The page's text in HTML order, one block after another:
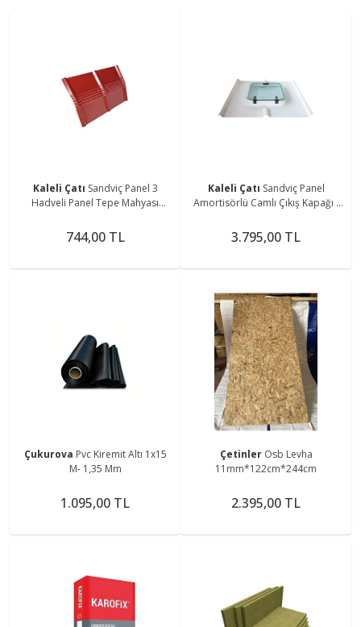
Kaleli Çatı Sandviç Panel 3
Hadveli Panel Tepe Mahyası
744,00 TL
Kaleli Çatı Sandviç Panel
Amortisörlü Camlı Çıkış Kapağı -
3.795,00 TL
Çukurova Pvc Kiremit Altı 1x15
M- 1,35 Mm
1.095,00 TL
Çetinler Osb Levha
11mm*122cm*244cm
2.395,00 TL